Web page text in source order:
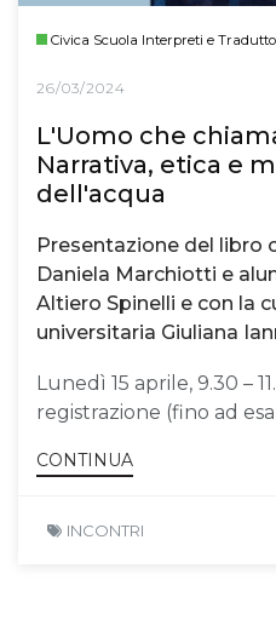
Civica Scuola Interpreti e
26/03/2024
L'Uomo che
Narrativa, etica e
dell'acqua
Presentazione del libro
Daniela Marchiotti e
Altiero Spinelli e con la
universitaria Giuliana
Lunedì 15 aprile, 9.30 –
registrazione (fino ad
CONTINUA
INCONTRI